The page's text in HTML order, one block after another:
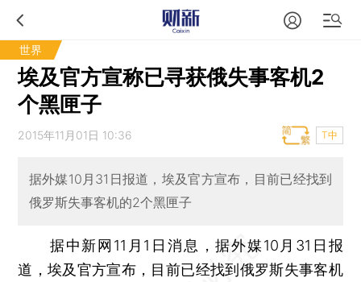
世界
埃及官方宣称已寻获俄失事客机2
个黑匣子
2015年11月01日 10:36 T中
据外媒10月31日报道，埃及官方宣布，目前已经找到
俄罗斯失事客机的2个黑匣子
据中新网11月1日消息，据外媒10月31日报
道，埃及官方宣布，目前已经找到俄罗斯失事客机